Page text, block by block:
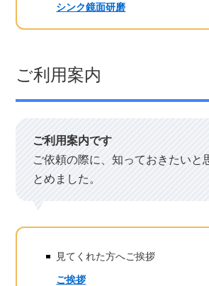
シンク鏡面研磨
ご利用案内
ご利用案内です
ご依頼の際に、知っておきたいと
とめました。
見てくれた方へご挨拶
ご挨拶